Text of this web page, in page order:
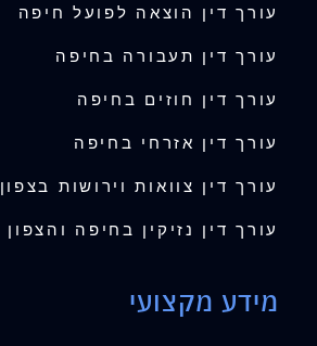
עורך דין הוצאה לפועל חיפה
עורך דין תעבורה בחיפה
עורך דין חוזים בחיפה
עורך דין אזרחי בחיפה
עורך דין צוואות וירושות בצפון
עורך דין נזיקין בחיפה והצפון
מידע מקצועי